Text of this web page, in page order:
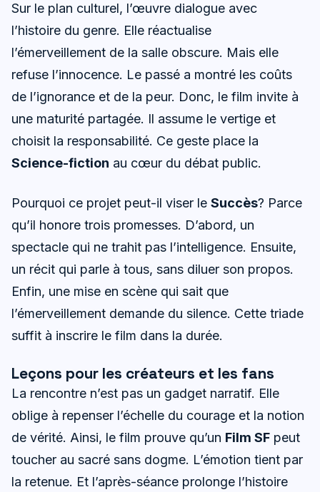
Sur le plan culturel, l’œuvre dialogue avec
l’histoire du genre. Elle réactualise
l’émerveillement de la salle obscure. Mais elle
refuse l’innocence. Le passé a montré les coûts
de l’ignorance et de la peur. Donc, le film invite à
une maturité partagée. Il assume le vertige et
choisit la responsabilité. Ce geste place la
Science-fiction au cœur du débat public.
Pourquoi ce projet peut-il viser le Succès? Parce
qu’il honore trois promesses. D’abord, un
spectacle qui ne trahit pas l’intelligence. Ensuite,
un récit qui parle à tous, sans diluer son propos.
Enfin, une mise en scène qui sait que
l’émerveillement demande du silence. Cette triade
suffit à inscrire le film dans la durée.
Leçons pour les créateurs et les fans
La rencontre n’est pas un gadget narratif. Elle
oblige à repenser l’échelle du courage et la notion
de vérité. Ainsi, le film prouve qu’un Film SF peut
toucher au sacré sans dogme. L’émotion tient par
la retenue. Et l’après-séance prolonge l’histoire